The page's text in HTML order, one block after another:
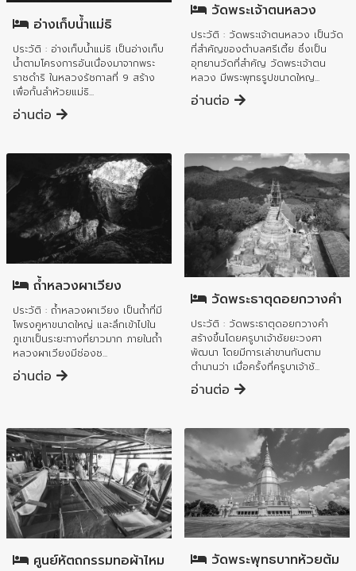
อ่างเก็บน้ำแม่ธิ
ประวัติ : อ่างเก็บน้ำแม่ธิ เป็นอ่างเก็บ
น้ำตามโครงการอันเนื่องมาจากพระ
ราชดำริ ในหลวงรัชกาลที่ 9 สร้าง
เพื่อกั้นลำห้วยแม่ธิ...
อ่านต่อ
วัดพระเจ้าตนหลวง
ประวัติ : วัดพระเจ้าตนหลวง เป็นวัด
ที่สำคัญของตำบลศรีเตี้ย ซึ่งเป็น
อุทยานวัดที่สำคัญ วัดพระเจ้าตน
หลวง มีพระพุทธรูปขนาดใหญ...
อ่านต่อ
อำเภอบ้านโฮ่ง
ถ้ำหลวงผาเวียง
ประวัติ : ถ้ำหลวงผาเวียง เป็นถ้ำที่มี
โพรงคูหาขนาดใหญ่ และลึกเข้าไปใน
ภูเขาเป็นระยะทางที่ยาวมาก ภายในถ้ำ
หลวงผาเวียงมีช่องช...
อ่านต่อ
อำเภอทุ่งหัวช้าง
วัดพระธาตุดอยกวางคำ
ประวัติ : วัดพระธาตุดอยกวางคำ
สร้างขึ้นโดยครูบาเจ้าชัยยะวงศา
พัฒนา โดยมีการเล่าขานกันตาม
ตำนานว่า เมื่อครั้งที่ครูบาเจ้าชั...
อ่านต่อ
อำเภอทุ่งหัวช้าง
ศูนย์หัตถกรรมทอผ้าไหม
อำเภอลี้
วัดพระพุทธบาทห้วยต้ม